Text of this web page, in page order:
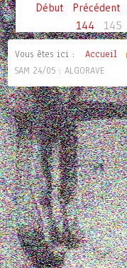
Début Précédent
144
145
Vous êtes ici : Accueil
SAM 24/05 : ALGORAVE